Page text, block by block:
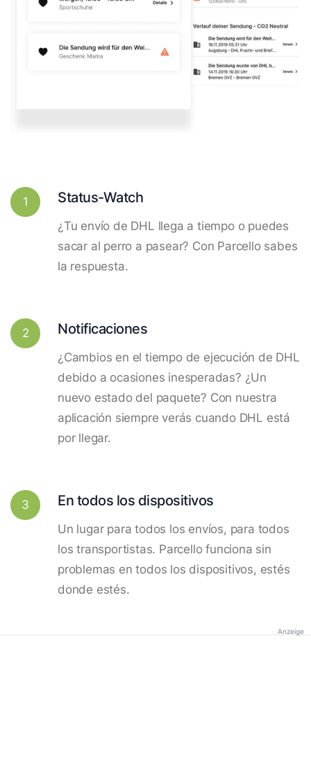
1 Status-Watch
¿Tu envío de DHL llega a tiempo o puedes
sacar al perro a pasear? Con Parcello sabes
la respuesta.
2 Notificaciones
¿Cambios en el tiempo de ejecución de DHL
debido a ocasiones inesperadas? ¿Un
nuevo estado del paquete? Con nuestra
aplicación siempre verás cuando DHL está
por llegar.
3 En todos los dispositivos
Un lugar para todos los envíos, para todos
los transportistas. Parcello funciona sin
problemas en todos los dispositivos, estés
donde estés.
Anzeige